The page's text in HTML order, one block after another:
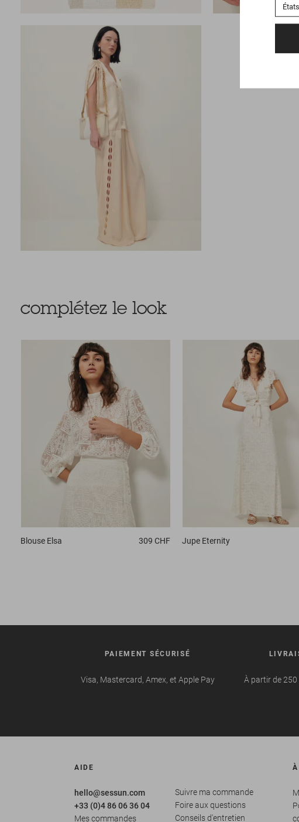
complétez le look
Blouse Elsa 309 CHF Jupe Eternity
PAIEMENT SÉCURISÉ
Visa, Mastercard, Amex, et Apple Pay À partir de 250
AIDE
hello@sessun.com
+33 (0)4 86 06 36 04
Mes commandes
Suivre ma commande
Foire aux questions
Conseils d'entretien